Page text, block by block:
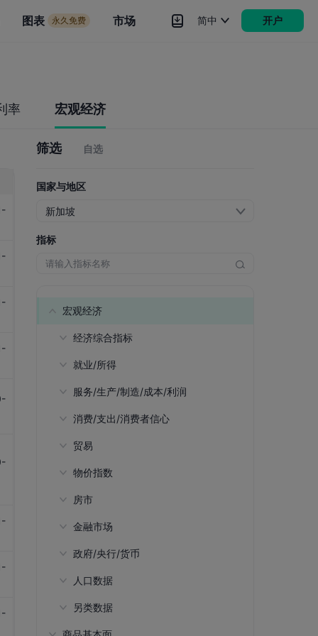
图表 永久免费 市场 简中 开户
率 宏观经济
筛选 自选
国家与地区
新加坡
指标
宏观经济
经济综合指标
GDP出口佔比
国内生产总值(GDP)-金融及保险业
国内生产总值(GDP)-金融及保险业
(同比)
国内生产总值(GDP)-商业服务
国内生产总值(GDP)-商业服务(同比)
国内生产总值(GDP)-营造业
国内生产总值(GDP)-营造业(同比)
就业/所得
财富所得比重
劳动参与率-15岁以上(ILO预估)
劳动参与率-15岁至64岁(ILO预估)
劳动参与率-25岁至54岁(ILO预估)
前10%阶层财富比重
前10%阶层所得比重
企业劳工成本
企业劳工成本(年资率)
失业率(SA)
服务/生产/制造/成本/利润
工业生产指数(IIP)(规模以上工业增
消费/支出/消费者信心
零售销售-百货公司
零售销售-百货公司(同比)
零售销售-便利商店
零售销售-便利商店(同比)
零售销售-超市与大卖场
零售销售-超市与大卖场(同比)
零售销售-电脑与通讯设备
贸易
出口-商品-阿联
出口-商品-澳洲
出口-商品-马来西亚
出口-商品-美国
出口-商品-欧盟
出口-商品-日本
物价指数
核心消费者物价指数(同比)
生产者物价指数(PPI)
生产者物价指数(PPI)(同比)
消费者物价指数
消费者物价指数(CPI)(SA,同比)
房市
BIS房地产价格指数
BIS新加坡房地产价格指数(同比)
金融市场
国际投资净头寸
隔夜平均拆款利率(SORA)
外商直接投资
政府/央行/货币
财政盈余占GDP比重
货币供应量(M1)
人口数据
15岁以下人口比例
另类数据